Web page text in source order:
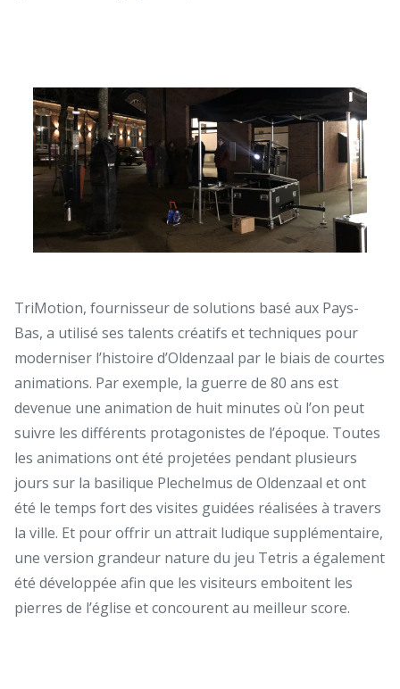
TriMotion, fournisseur de solutions basé aux Pays-
Bas, a utilisé ses talents créatifs et techniques pour
moderniser l’histoire d’Oldenzaal par le biais de courtes
animations. Par exemple, la guerre de 80 ans est
devenue une animation de huit minutes où l’on peut
suivre les différents protagonistes de l’époque. Toutes
les animations ont été projetées pendant plusieurs
jours sur la basilique Plechelmus de Oldenzaal et ont
été le temps fort des visites guidées réalisées à travers
la ville. Et pour offrir un attrait ludique supplémentaire,
une version grandeur nature du jeu Tetris a également
été développée afin que les visiteurs emboitent les
pierres de l’église et concourent au meilleur score.